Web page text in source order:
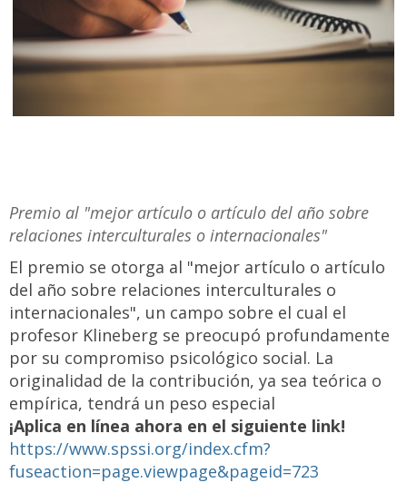
Premio al "mejor artículo o artículo del año sobre
relaciones interculturales o internacionales"
El premio se otorga al "mejor artículo o artículo
del año sobre relaciones interculturales o
internacionales", un campo sobre el cual el
profesor Klineberg se preocupó profundamente
por su compromiso psicológico social. La
originalidad de la contribución, ya sea teórica o
empírica, tendrá un peso especial
¡Aplica en línea ahora en el siguiente link!
https://www.spssi.org/index.cfm?
fuseaction=page.viewpage&pageid=723